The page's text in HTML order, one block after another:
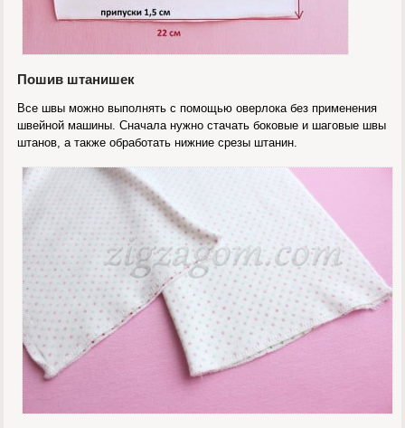
Пошив штанишек
Все швы можно выполнять с помощью оверлока без применения
швейной машины. Сначала нужно стачать боковые и шаговые швы
штанов, а также обработать нижние срезы штанин.